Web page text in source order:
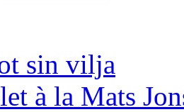
sin vilja
à la Mats